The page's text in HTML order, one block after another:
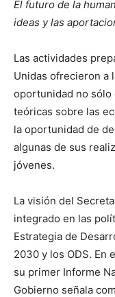
El futuro de la
ideas y las
Las actividades
Unidas ofrecieron a
oportunidad no
teóricas sobre las
la oportunidad de
algunas de sus
jóvenes.
La visión del
integrado en las
Estrategia de
2030 y los ODS. En
su primer Informe
Gobierno señala